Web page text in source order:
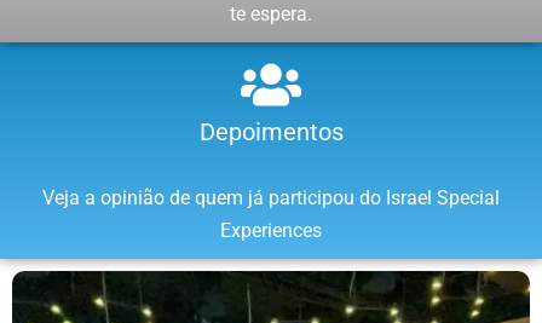
te espera.
Depoimentos
Veja a opinião de quem já participou do Israel Special
Experiences